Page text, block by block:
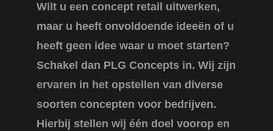
Wilt u een concept retail uitwerken,
maar u heeft onvoldoende ideeën of u
heeft geen idee waar u moet starten?
Schakel dan PLG Concepts in. Wij zijn
ervaren in het opstellen van diverse
soorten concepten voor bedrijven.
Hierbij stellen wij één doel voorop en